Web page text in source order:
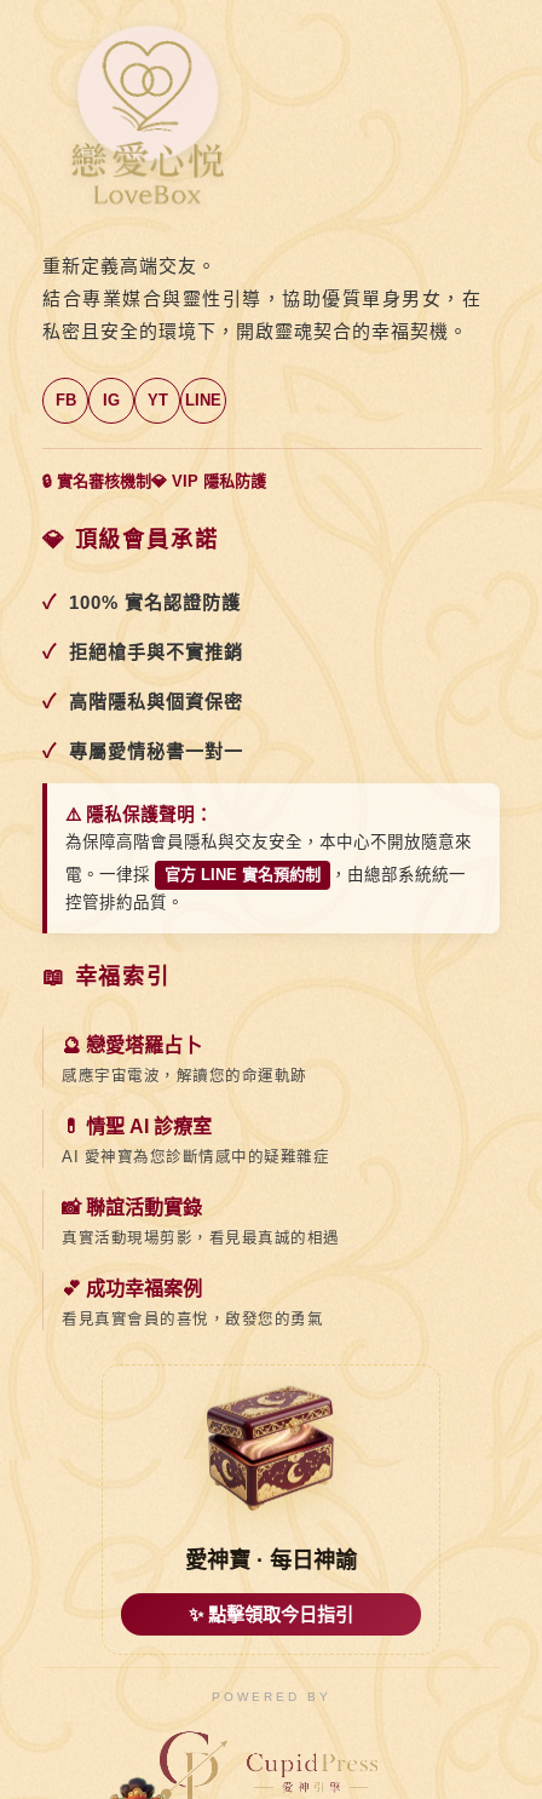
重新定義高端交友。
結合專業媒合與靈性引導，協助優質單身男女，在
私密且安全的環境下，開啟靈魂契合的幸福契機。
FB IG YT LINE
🔒 實名審核機制💎 VIP 隱私防護
💎 頂級會員承諾
✓ 100% 實名認證防護
✓ 拒絕槍手與不實推銷
✓ 高階隱私與個資保密
✓ 專屬愛情秘書一對一
⚠️ 隱私保護聲明：
為保障高階會員隱私與交友安全，本中心不開放隨意來
電。一律採
官方 LINE 實名預約制
，由總部系統統一
控管排約品質。
📖 幸福索引
🔮 戀愛塔羅占卜
感應宇宙電波，解讀您的命運軌跡
💊 情聖 AI 診療室
AI 愛神寶為您診斷情感中的疑難雜症
📸 聯誼活動實錄
真實活動現場剪影，看見最真誠的相遇
💕 成功幸福案例
看見真實會員的喜悅，啟發您的勇氣
愛神寶 · 每日神諭
✨ 點擊領取今日指引
POWERED BY